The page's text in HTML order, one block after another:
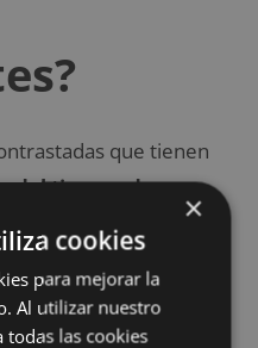
que tienen
del tiempo de
estudios se han
realizan este tipo de
de trabajo y
en menos tiempo
×
cookies
para mejorar la
Al utilizar nuestro
todas las cookies